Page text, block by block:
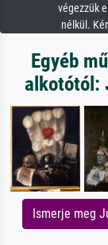
végezzük
nélkül.
Egyéb
alkotótól:
Ismerje meg